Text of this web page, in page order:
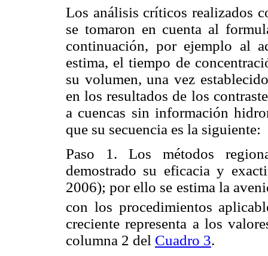
Los análisis críticos realizados
se tomaron en cuenta al
continuación, por ejemplo al
estima, el tiempo de
su volumen, una vez
en los resultados de los
a cuencas sin información
que su secuencia es la siguiente:
Paso 1. Los métodos
demostrado su eficacia y
2006); por ello se estima la
con los procedimientos
creciente representa a los
columna 2 del Cuadro 3.